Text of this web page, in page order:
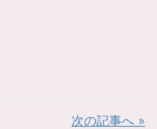
次の記事へ »